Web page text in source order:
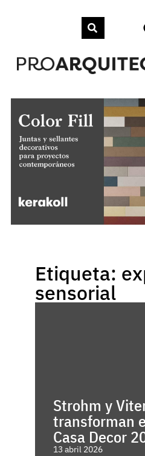
Etiqueta:
sensorial
Strohm y
transforman
Casa Decor
13 abril 2026